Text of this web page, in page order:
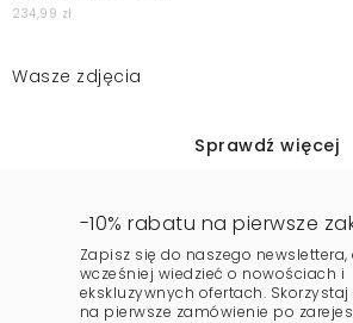
234,99 zł
Wasze zdjęcia
Sprawdź więcej
-10% rabatu na pierwsze
Zapisz się do naszego newslettera,
wcześniej wiedzieć o nowościach i
ekskluzywnych ofertach. Skorzystaj
na pierwsze zamówienie po